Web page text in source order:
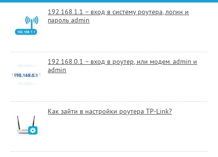
192.168.1.1 – вход в систему роутера, логин и
пароль admin
192.168.0.1 – вход в роутер, или модем. admin и
admin
Как зайти в настройки роутера TP-Link?